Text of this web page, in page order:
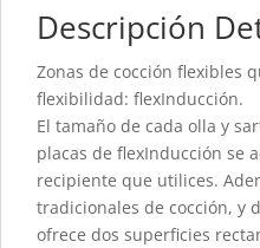
Descripción
Zonas de cocción flexibles
flexibilidad: flexInducción.
El tamaño de cada olla y
placas de flexInducción se
recipiente que utilices.
tradicionales de cocción, y
ofrece dos superficies